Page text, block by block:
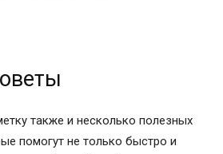
также и несколько полезных
помогут не только быстро и